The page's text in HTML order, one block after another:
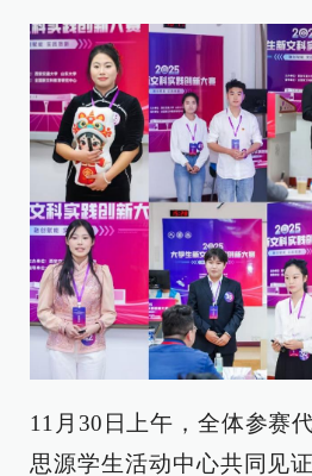
11月30日上午，全体参赛
思源学生活动中心共同见